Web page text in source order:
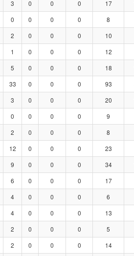
3 0 0 0 17
0 0 0 0 8
2 0 0 0 10
1 0 0 0 12
5 0 0 0 18
33 0 0 0 93
3 0 0 0 20
0 0 0 0 9
2 0 0 0 8
12 0 0 0 23
9 0 0 0 34
6 0 0 0 17
4 0 0 0 6
4 0 0 0 13
2 0 0 0 5
2 0 0 0 14